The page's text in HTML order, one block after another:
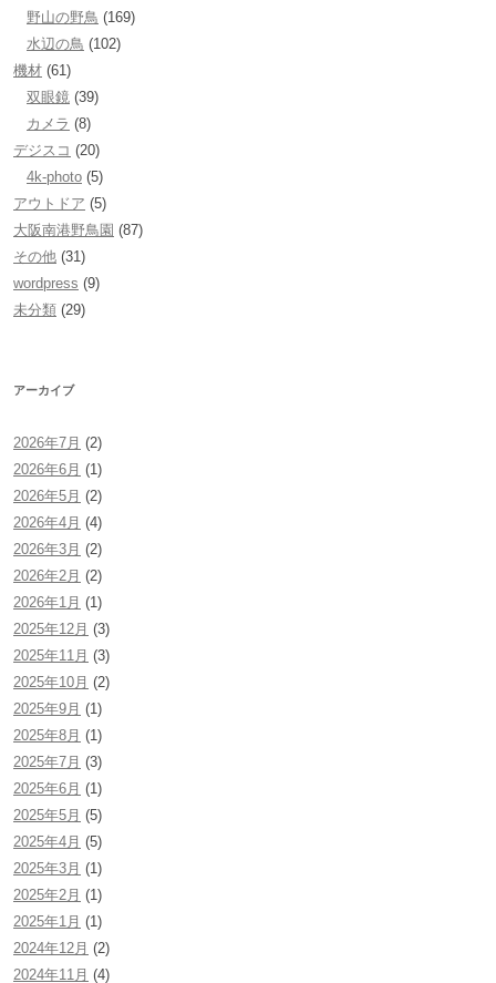
野山の野鳥 (169)
水辺の鳥 (102)
機材 (61)
双眼鏡 (39)
カメラ (8)
デジスコ (20)
4k-photo (5)
アウトドア (5)
大阪南港野鳥園 (87)
その他 (31)
wordpress (9)
未分類 (29)
アーカイブ
2026年7月 (2)
2026年6月 (1)
2026年5月 (2)
2026年4月 (4)
2026年3月 (2)
2026年2月 (2)
2026年1月 (1)
2025年12月 (3)
2025年11月 (3)
2025年10月 (2)
2025年9月 (1)
2025年8月 (1)
2025年7月 (3)
2025年6月 (1)
2025年5月 (5)
2025年4月 (5)
2025年3月 (1)
2025年2月 (1)
2025年1月 (1)
2024年12月 (2)
2024年11月 (4)